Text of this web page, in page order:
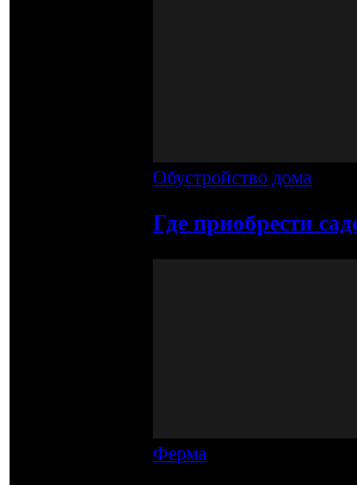
Обустройство дома
Где приобрести
Ферма